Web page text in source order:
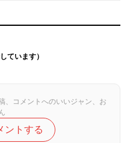
ています）
、コメントへのいいジャン、お
ントする